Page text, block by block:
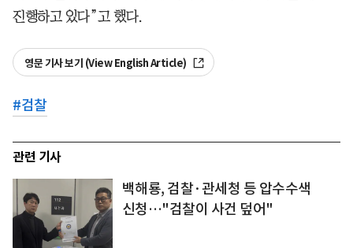
진행하고 있다”고 했다.
영문 기사 보기 (View English Article)
#검찰
관련 기사
백해룡, 검찰·관세청 등 압수수색
신청…"검찰이 사건 덮어"